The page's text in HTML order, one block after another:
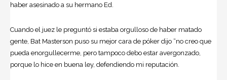
haber asesinado a su hermano Ed.
Cuando el juez le preguntó si estaba orgulloso de haber matado
gente, Bat Masterson puso su mejor cara de póker dijo “no creo que
pueda enorgullecerme, pero tampoco debo estar avergonzado,
porque lo hice en buena ley, defendiendo mi reputación.